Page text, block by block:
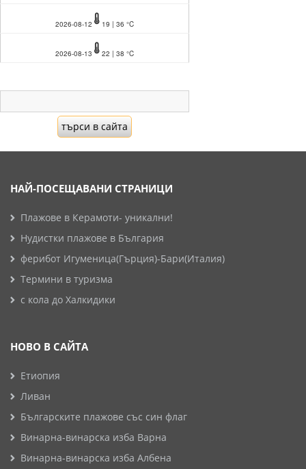
2026-08-12 19 | 36 °C
2026-08-13 22 | 38 °C
НАЙ-ПОСЕЩАВАНИ СТРАНИЦИ
Плажове в Керамоти- уникални!
Нудистки плажове в България
ферибот Игуменица(Гърция)-Бари(Италия)
Термини в туризма
с кола до Халкидики
НОВО В САЙТА
Етиопия
Ливан
Българските плажове със син флаг
Винарна-винарска изба Варна
Винарна-винарска изба Албена